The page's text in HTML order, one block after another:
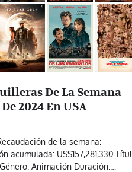
De La Semana
2024 En USA
de la semana:
acumulada: US$157,281,330
Animación Duración:…